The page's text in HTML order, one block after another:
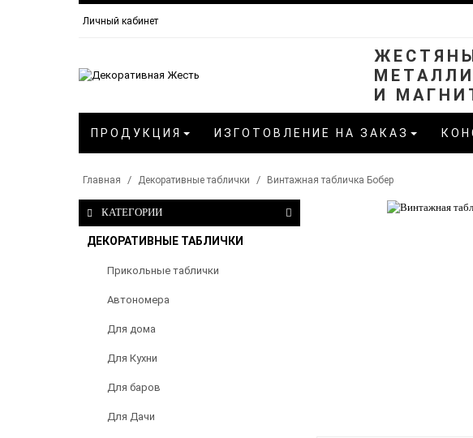
Личный кабинет
И
ПРОДУКЦИЯ ИЗГОТОВЛЕНИЕ НА ЗАКАЗ
Главная Декоративные таблички Винтажная табличка Бобер
КАТЕГОРИИ
ДЕКОРАТИВНЫЕ ТАБЛИЧКИ
Прикольные таблички
Автономера
Для дома
Для Кухни
Для баров
Для Дачи